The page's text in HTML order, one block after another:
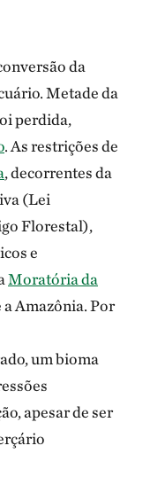
da
Metade da
perdida,
. As restrições de
, decorrentes da
(Lei
Florestal),
e
Moratória da
Amazônia. Por
um bioma
apesar de ser